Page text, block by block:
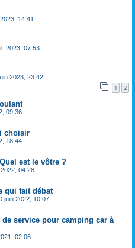
14:41
2023, 07:53
2023, 23:42
1 2
09:36
choisir
18:44
est le vôtre ?
04:28
qui fait débat
juin 2022, 10:07
service pour camping car à
02:06